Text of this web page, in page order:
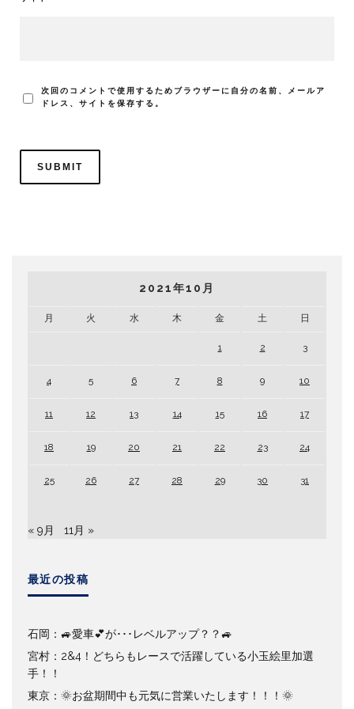
次回のコメントで使用するためブラウザーに自分の名前、メールア
ドレス、サイトを保存する。
2021年10月
月 火 水 木 金 土 日
1 2 3
4 5 6 7 8 9 10
11 12 13 14 15 16 17
18 19 20 21 22 23 24
25 26 27 28 29 30 31
« 9月 11月 »
最近の投稿
石岡：🚙愛車💕が･･･レベルアップ？？🚙
宮村：2&4！どちらもレースで活躍している小玉絵里加選
手！！
東京：🌞お盆期間中も元気に営業いたします！！！🌞